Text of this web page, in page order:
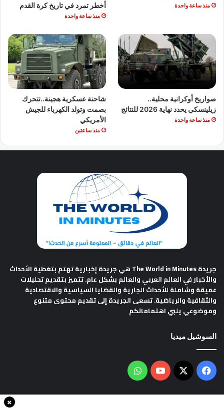
منذ ساعة واحدة
أخطر تمرد في تاريخ كرة القدم
منذ ساعة واحدة
صواريخ أوكرانية محلية..
زيلينسكي يحدد نهاية 2026 للنتائج
منذ ساعة واحدة
شاحنة عسكرية هجينة..تتحرك
بصمت وتولد الكهرباء للجيش
الأمريكي
منذ ساعتين
جريدة The World in Minutes
هي جريدة إخبارية تهتم بتغطية الأحداث
والأخبار في العالم العربي والعالم بشكل عام. تتميز بتقديم تحليلات
عميقة وشاملة للأحداث الجارية والقضايا السياسية والاقتصادية
والثقافية والرياضية. تسعى الجريدة إلى تقديم محتوى متنوع
وموضوعي يلبي اهتماماتكم
السوشيل ميديا
فيسبوك
‫X
‫YouTubeواتساب
×